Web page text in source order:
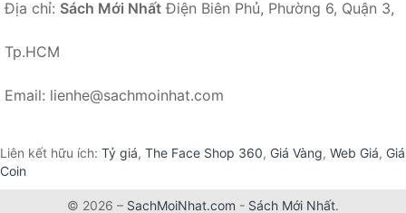
Địa chỉ: Sách Mới Nhất Điện Biên Phủ, Phường 6, Quận 3,
Tp.HCM
Email: lienhe@sachmoinhat.com
Liên kết hữu ích: Tỷ giá, The Face Shop 360, Giá Vàng, Web Giá, Giá
Coin
© 2026 – SachMoiNhat.com - Sách Mới Nhất.